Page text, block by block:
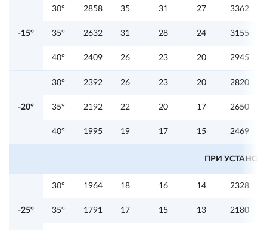
-15°
30° 2858 35 31 27 3362
35° 2632 31 28 24 3155
40° 2409 26 23 20 2945
-20°
30° 2392 26 23 20 2820
35° 2192 22 20 17 2650
40° 1995 19 17 15 2469
ПРИ
-25°
30° 1964 18 16 14 2328
35° 1791 17 15 13 2180